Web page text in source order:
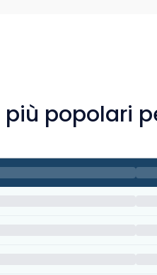
popolari